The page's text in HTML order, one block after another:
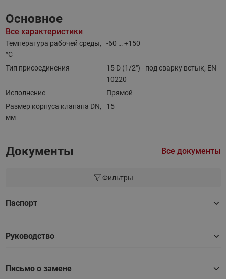
Основное
Все характеристики
Температура рабочей среды,
°С
-60 … +150
Тип присоединения
15 D (1/2") - под сварку встык, EN
10220
Исполнение
Прямой
Размер корпуса клапана DN,
мм
15
Документы Все документы
Фильтры
Паспорт
Руководство
Письмо о замене